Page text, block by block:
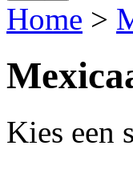
Home >
Kies een